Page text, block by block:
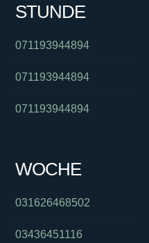
STUNDE
071193944894
071193944894
071193944894
WOCHE
031626468502
03436451116